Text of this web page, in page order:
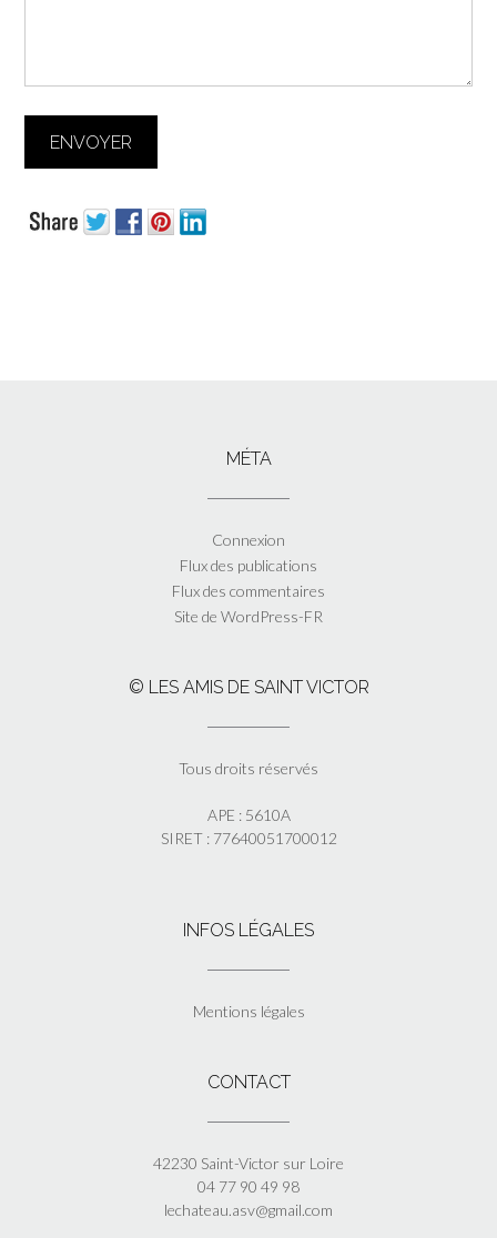
MÉTA
Connexion
Flux des publications
Flux des commentaires
Site de WordPress-FR
© LES AMIS DE SAINT VICTOR
Tous droits réservés
APE : 5610A
SIRET : 77640051700012
INFOS LÉGALES
Mentions légales
CONTACT
42230 Saint-Victor sur Loire
04 77 90 49 98
lechateau.asv@gmail.com